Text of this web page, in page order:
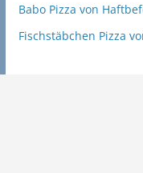
Babo Pizza von
Fischstäbchen Pizza